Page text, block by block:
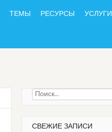
ТЕМЫ РЕСУРСЫ УСЛУГИ
Найти:
СВЕЖИЕ ЗАПИСИ